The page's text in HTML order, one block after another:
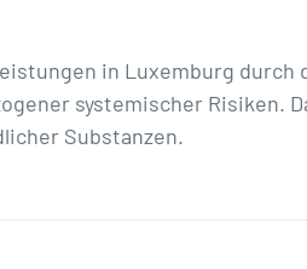
in Luxemburg durch
systemischer Risiken.
Substanzen.